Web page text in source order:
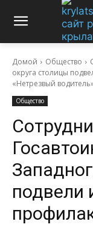
Домой Общество
округа столицы
«Нетрезвый
Общество
подвели